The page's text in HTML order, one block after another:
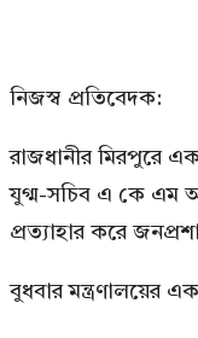
নিজস্ব প্রতিবেদক:
রাজধানীর মিরপুরে
যুগ্ম-সচিব এ কে এম
প্রত্যাহার করে
বুধবার মন্ত্রণালয়ের